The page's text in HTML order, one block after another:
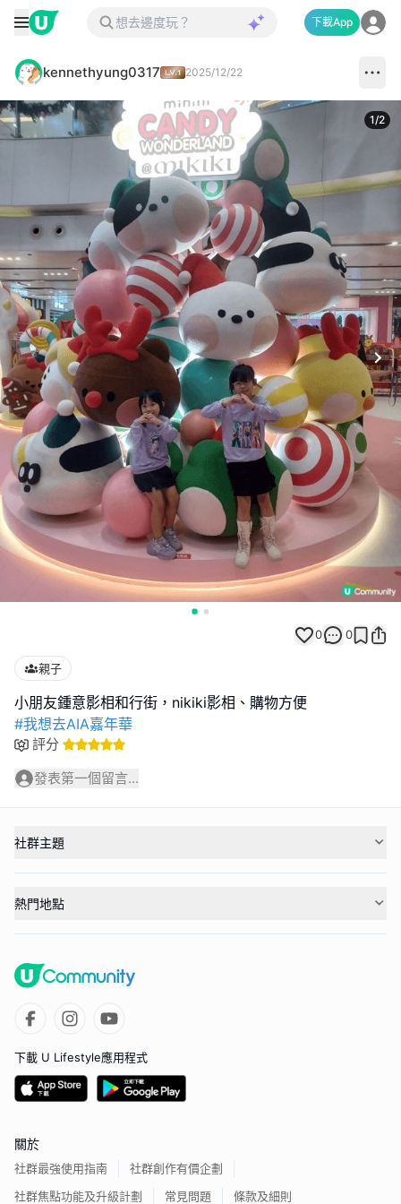
下載App
kennethyung0317 2025/12/22
1/2
0 0
親子
#我想去AIA嘉年華
評分
發表第一個留言...
社群主題
熱門地點
下載 U Lifestyle應用程式
關於
社群最強使用指南
社群創作有價企劃
社群焦點功能及升級計劃
常見問題 條款及細則